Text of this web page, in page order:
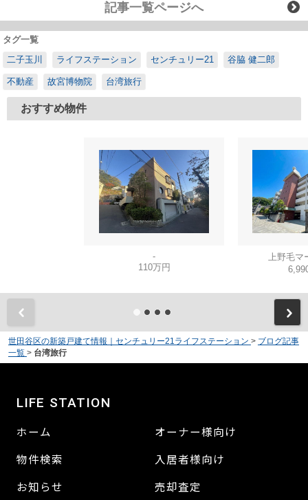
記事一覧ページへ
タグ一覧
二子玉川
ライフステーション センチュリー21 谷脇 健二郎
不動産 故宮博物院 台湾旅行
おすすめ物件
-
110万円
上野毛マ
世田谷区の新築戸建て情報｜センチュリー21ライフステーション > ブログ記事
一覧 > 台湾旅行
LIFE STATION
ホーム
物件検索
お知らせ
オーナー様向け
入居者様向け
売却査定